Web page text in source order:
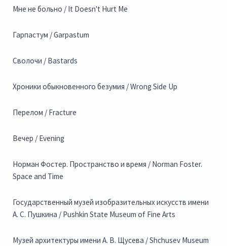
Мне не больно / It Doesn't Hurt Me
Гарпастум / Garpastum
Сволочи / Bastards
Хроники обыкновенного безумия / Wrong Side Up
Перелом / Fracture
Вечер / Evening
Норман Фостер. Пространство и время / Norman Foster.
Space and Time
Государственный музей изобразительных искусств имени
А. С. Пушкина / Pushkin State Museum of Fine Arts
Музей архитектуры имени А. В. Щусева / Shchusev Museum